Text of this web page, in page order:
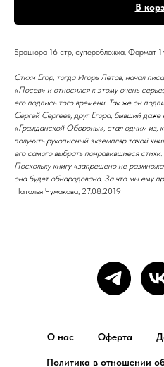
В
Брошюра 16 стр, суперобложка. Формат
Стихи Егор, тогда Игорь Летов, начал
«Посев» и относился к этому очень
его подпись того времени. Так же он
Сергей Сергеев, друг Егора, бывший
«Гражданской Обороны», стал одним из,
получить рукописный экземпляр такой
его самого выбрать понравившиеся стихи.
Поскольку книгу «запрещено не
она будет обнародована. За что мы ему
Наталья Чумакова, 27.08.2019
О нас Оферта
Политика в отношении